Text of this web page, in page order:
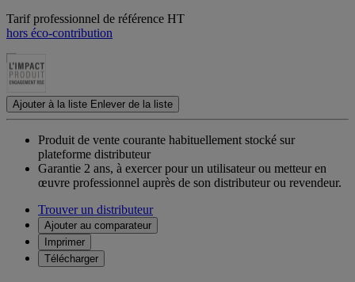
Tarif professionnel de référence HT
hors éco-contribution
Ajouter à la liste Enlever de la liste
Produit de vente courante habituellement stocké sur
plateforme distributeur
Garantie 2 ans, à exercer pour un utilisateur ou metteur en
œuvre professionnel auprès de son distributeur ou revendeur.
Trouver un distributeur
Ajouter au comparateur
Imprimer
Télécharger